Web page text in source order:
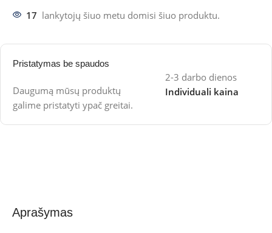
17 lankytojų šiuo metu domisi šiuo produktu.
Pristatymas be spaudos
Daugumą mūsų produktų
galime pristatyti ypač greitai.
2-3 darbo dienos
Individuali kaina
Aprašymas